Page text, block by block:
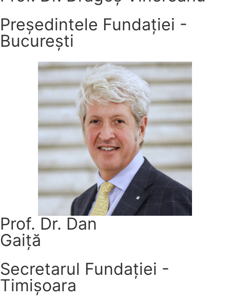
Președintele Fundației -
București
Prof. Dr. Dan
Gaiță
Secretarul Fundației -
Timișoara